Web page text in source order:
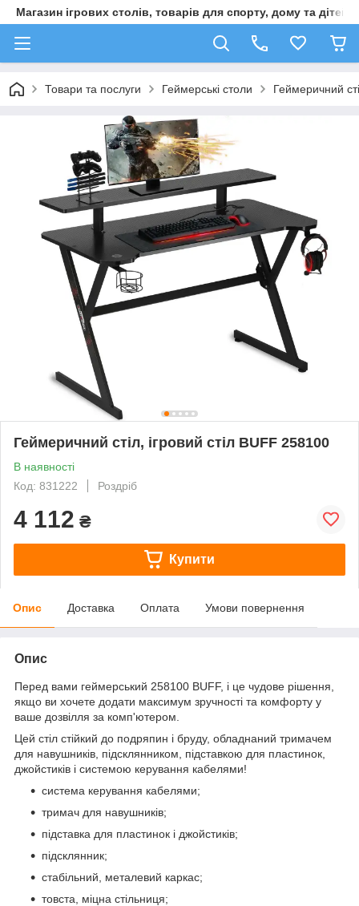
Магазин ігрових столів, товарів для спорту, дому та дітей
Товари та послуги Геймерські столи Геймеричний
Геймеричний стіл, ігровий стіл BUFF 258100
В наявності
Код: 831222
Роздріб
4 112 ₴
Купити
Опис Доставка Оплата Умови повернення
Опис
Перед вами геймерський 258100 BUFF, і це чудове рішення,
якщо ви хочете додати максимум зручності та комфорту у
ваше дозвілля за комп'ютером.
Цей стіл стійкий до подряпин і бруду, обладнаний тримачем
для навушників, підсклянником, підставкою для пластинок,
джойстиків і системою керування кабелями!
система керування кабелями;
тримач для навушників;
підставка для пластинок і джойстиків;
підсклянник;
стабільний, металевий каркас;
товста, міцна стільниця;